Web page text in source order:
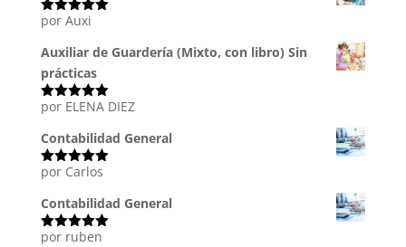
Valorado
por Auxi
Auxiliar de Guardería (Mixto, con libro) Sin
prácticas
Valorado
por ELENA DIEZ
Contabilidad General
Valorado
por Carlos
Contabilidad General
Valorado
por ruben